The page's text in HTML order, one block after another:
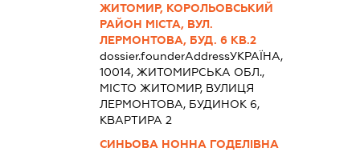
ЖИТОМИР, КОРОЛЬОВСЬКИЙ
РАЙОН МІСТА, ВУЛ.
ЛЕРМОНТОВА, БУД. 6 КВ.2
dossier.founderAddressУКРАЇНА,
10014, ЖИТОМИРСЬКА ОБЛ.,
МІСТО ЖИТОМИР, ВУЛИЦЯ
ЛЕРМОНТОВА, БУДИНОК 6,
КВАРТИРА 2
СИНЬОВА НОННА ГОДЕЛІВНА